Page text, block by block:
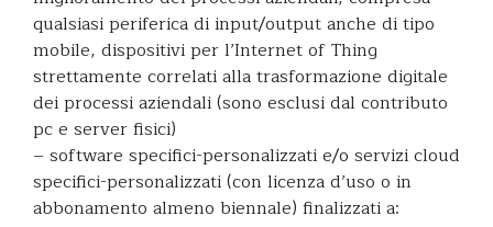
qualsiasi periferica di input/output anche di tipo
mobile, dispositivi per l’Internet of Thing
strettamente correlati alla trasformazione digitale
dei processi aziendali (sono esclusi dal contributo
pc e server fisici)
– software specifici-personalizzati e/o servizi cloud
specifici-personalizzati (con licenza d’uso o in
abbonamento almeno biennale) finalizzati a: